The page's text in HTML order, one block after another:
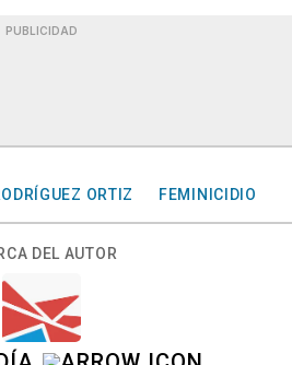
PUBLICIDAD
ORTIZ FEMINICIDIO
DEL AUTOR